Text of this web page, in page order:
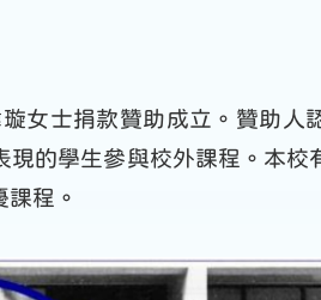
女士捐款贊助成立。贊助人
的學生參與校外課程。本校
程。